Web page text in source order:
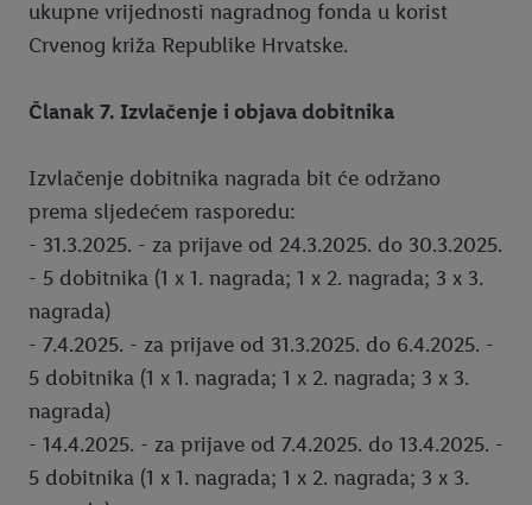
ukupne vrijednosti nagradnog fonda u korist
Crvenog križa Republike Hrvatske.
Članak 7. Izvlačenje i objava dobitnika
Izvlačenje dobitnika nagrada bit će održano
prema sljedećem rasporedu:
- 31.3.2025. - za prijave od 24.3.2025. do 30.3.2025.
- 5 dobitnika (1 x 1. nagrada; 1 x 2. nagrada; 3 x 3.
nagrada)
- 7.4.2025. - za prijave od 31.3.2025. do 6.4.2025. -
5 dobitnika (1 x 1. nagrada; 1 x 2. nagrada; 3 x 3.
nagrada)
- 14.4.2025. - za prijave od 7.4.2025. do 13.4.2025. -
5 dobitnika (1 x 1. nagrada; 1 x 2. nagrada; 3 x 3.